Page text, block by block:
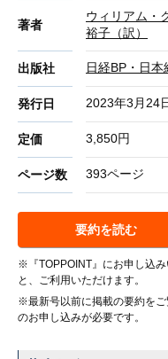
著者
ウィリアム・
裕子（訳）
出版社 日経BP・日
発行日 2023年3月24
定価 3,850円
ページ数 393ページ
要約を読む
※『TOPPOINT』にお申し込
と、ご利用いただけます。
※最新号以前に掲載の要約をご
のお申し込みが必要です。